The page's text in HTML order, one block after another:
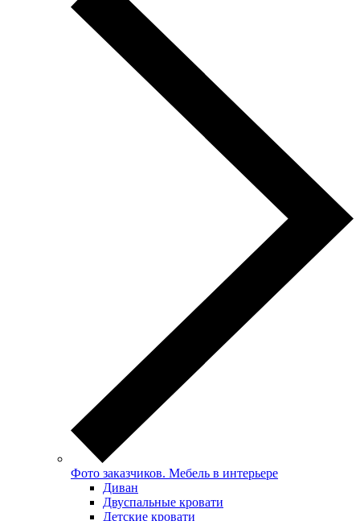
Фото заказчиков. Мебель в интерьере
Диван
Двуспальные кровати
Детские кровати